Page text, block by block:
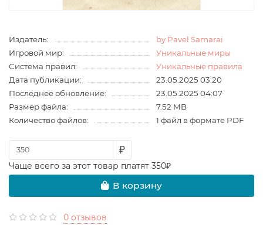
Издатель:
by Pavel Samarai
Игровой мир:
Уникальные миры
Система правил:
Уникальные правила
Дата публикации:
23.05.2025 03:20
Последнее обновление:
23.05.2025 04:07
Размер файла:
7.52 MB
Количество файлов:
1 файл в формате PDF
₽
Чаще всего за этот товар платят 350₽
В корзину
0 отзывов